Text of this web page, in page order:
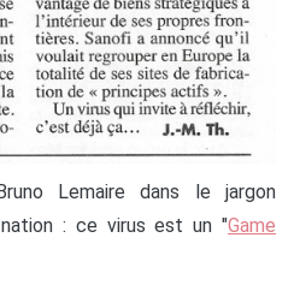
Lemaire dans le jargon
: ce virus est un "Game